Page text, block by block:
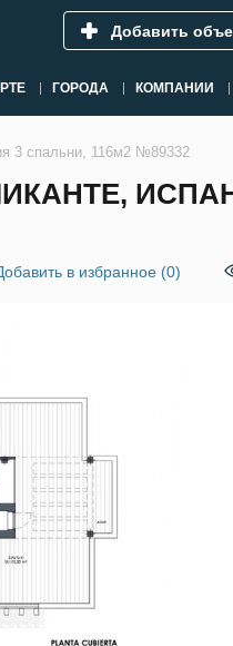
Добавить
ГОРОДА КОМПАНИИ
3 спальни, 116м2 №89332
в избранное (0)